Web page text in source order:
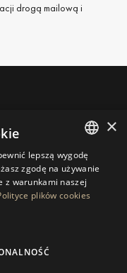
drogą mailową i
ENGLISH
SPANISH
×
lepszą wygodę
zgodę na używanie
z warunkami naszej
plików cookies